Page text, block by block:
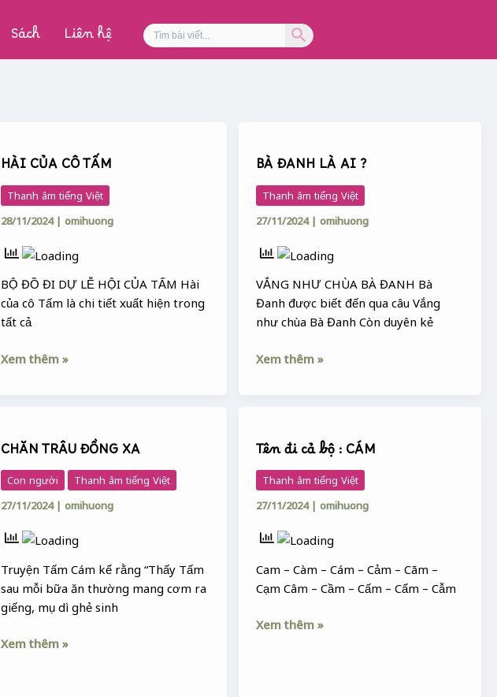
Sách Liên hệ Search
for:
Search Button
HÀI CỦA CÔ TẤM
Thanh âm tiếng Việt
28/11/2024 |omihuong
BỘ ĐỒ ĐI DỰ LỄ HỘI CỦA TẤM Hài
của cô Tấm là chi tiết xuất hiện trong
tất cả
CÔ
TẤM
Xem thêm »
BÀ ĐANH LÀ AI ?
Thanh âm tiếng Việt
27/11/2024 |omihuong
VẮNG NHƯ CHÙA BÀ ĐANH Bà
Đanh được biết đến qua câu Vắng
như chùa Bà Đanh Còn duyên kẻ
LÀ
AI
?
Xem thêm »
CHĂN TRÂU ĐỒNG XA
Con người
Thanh âm tiếng Việt
27/11/2024 |omihuong
Truyện Tấm Cám kể rằng “Thấy Tấm
sau mỗi bữa ăn thường mang cơm ra
giếng, mụ dì ghẻ sinh
ĐỒNG
XA
Xem thêm »
Tên đi cả bộ : CÁM
Thanh âm tiếng Việt
27/11/2024 |omihuong
Cam – Càm – Cám – Cảm – Cãm –
Cạm Câm – Cầm – Cấm – Cẩm – Cẫm
cả
bộ
:
CÁM
Xem thêm »